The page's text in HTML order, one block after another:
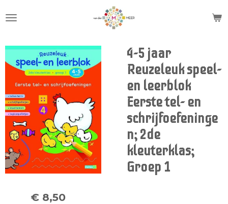
direct
de
hoofdinhoud
4-5 jaar
Reuzeleuk speel-
en leerblok
Eerste tel- en
schrijfoefeninge
n; 2de
kleuterklas;
Groep 1
€ 8,50